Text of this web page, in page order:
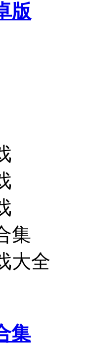
版
集
大全
集